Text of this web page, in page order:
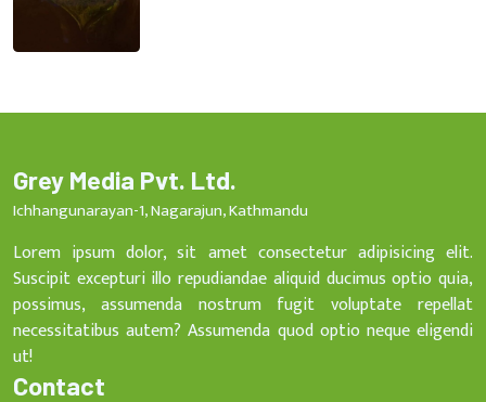
Grey Media Pvt. Ltd.
Ichhangunarayan-1, Nagarajun, Kathmandu
Lorem ipsum dolor, sit amet consectetur adipisicing elit.
Suscipit excepturi illo repudiandae aliquid ducimus optio quia,
possimus, assumenda nostrum fugit voluptate repellat
necessitatibus autem? Assumenda quod optio neque eligendi
ut!
Contact